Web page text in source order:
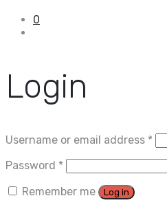
0
Login
Username or email address *
Password *
Remember me
Log in